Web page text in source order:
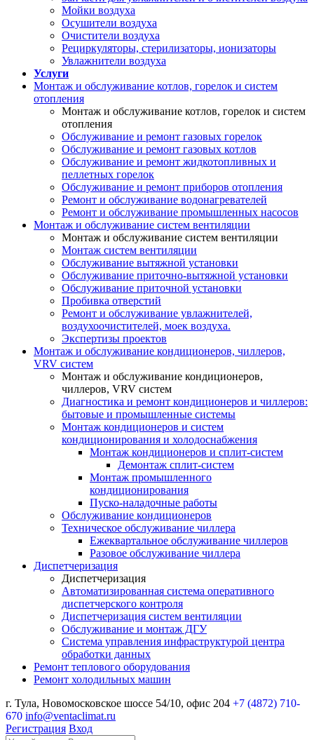
Мойки воздуха
Осушители воздуха
Очистители воздуха
Рециркуляторы, стерилизаторы, ионизаторы
Увлажнители воздуха
Услуги
Монтаж и обслуживание котлов, горелок и систем
отопления
Монтаж и обслуживание котлов, горелок и систем
отопления
Обслуживание и ремонт газовых горелок
Обслуживание и ремонт газовых котлов
Обслуживание и ремонт жидкотопливных и
пеллетных горелок
Обслуживание и ремонт приборов отопления
Ремонт и обслуживание водонагревателей
Ремонт и обслуживание промышленных насосов
Монтаж и обслуживание систем вентиляции
Монтаж и обслуживание систем вентиляции
Монтаж систем вентиляции
Обслуживание вытяжной установки
Обслуживание приточно-вытяжной установки
Обслуживание приточной установки
Пробивка отверстий
Ремонт и обслуживание увлажнителей,
воздухоочистителей, моек воздуха.
Экспертизы проектов
Монтаж и обслуживание кондиционеров, чиллеров,
VRV систем
Монтаж и обслуживание кондиционеров,
чиллеров, VRV систем
Диагностика и ремонт кондиционеров и чиллеров:
бытовые и промышленные системы
Монтаж кондиционеров и систем
кондиционирования и холодоснабжения
Монтаж кондиционеров и сплит-систем
Демонтаж сплит-систем
Монтаж промышленного
кондиционирования
Пуско-наладочные работы
Обслуживание кондиционеров
Техническое обслуживание чиллера
Ежеквартальное обслуживание чиллеров
Разовое обслуживание чиллера
Диспетчеризация
Диспетчеризация
Автоматизированная система оперативного
диспетчерского контроля
Диспетчеризация систем вентиляции
Обслуживание и монтаж ДГУ
Система управления инфраструктурой центра
обработки данных
Ремонт теплового оборудования
Ремонт холодильных машин
г. Тула, Новомосковское шоссе 54/10, офис 204 +7 (4872) 710-
670 info@ventaclimat.ru
Регистрация Вход